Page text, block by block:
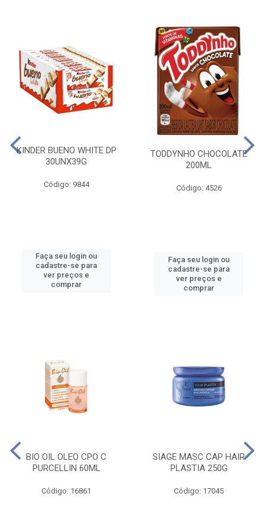
KINDER BUENO WHITE DP
30UNX39G
Código: 9844
Faça seu login ou
cadastre-se para
ver preços e
comprar
TODDYNHO CHOCOLATE
200ML
Código: 4526
Faça seu login ou
cadastre-se para
ver preços e
comprar
BIO OIL OLEO CPO C
PURCELLIN 60ML
Código: 16861
SIAGE MASC CAP HAIR
PLASTIA 250G
Código: 17045